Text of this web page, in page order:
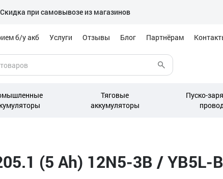
Скидка при самовывозе из магазинов
б/у акб Услуги Отзывы Блог Партнёрам
Тяговые
аккумуляторы
Пуско-
(5 Ah) 12N5-3B / YB5L-B